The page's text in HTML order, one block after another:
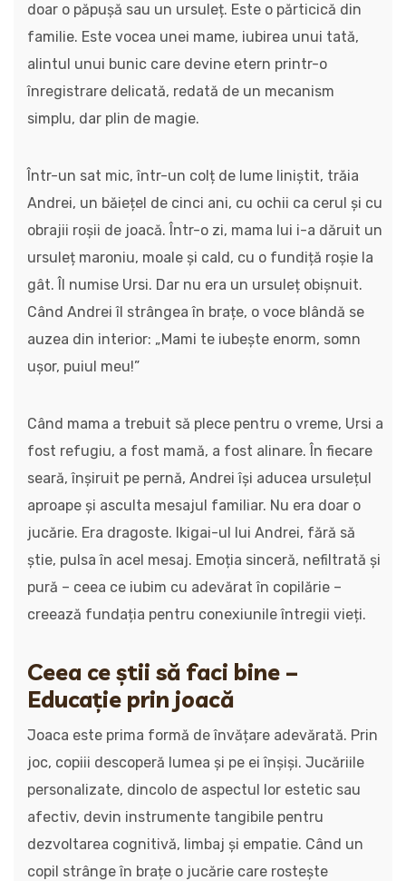
doar o păpușă sau un ursuleț. Este o părticică din
familie. Este vocea unei mame, iubirea unui tată,
alintul unui bunic care devine etern printr-o
înregistrare delicată, redată de un mecanism
simplu, dar plin de magie.
Într-un sat mic, într-un colț de lume liniștit, trăia
Andrei, un băiețel de cinci ani, cu ochii ca cerul și cu
obrajii roșii de joacă. Într-o zi, mama lui i-a dăruit un
ursuleț maroniu, moale și cald, cu o fundiță roșie la
gât. Îl numise Ursi. Dar nu era un ursuleț obișnuit.
Când Andrei îl strângea în brațe, o voce blândă se
auzea din interior: „Mami te iubește enorm, somn
ușor, puiul meu!”
Când mama a trebuit să plece pentru o vreme, Ursi a
fost refugiu, a fost mamă, a fost alinare. În fiecare
seară, înșiruit pe pernă, Andrei își aducea ursulețul
aproape și asculta mesajul familiar. Nu era doar o
jucărie. Era dragoste. Ikigai-ul lui Andrei, fără să
știe, pulsa în acel mesaj. Emoția sinceră, nefiltrată și
pură – ceea ce iubim cu adevărat în copilărie –
creează fundația pentru conexiunile întregii vieți.
Ceea ce știi să faci bine –
Educație prin joacă
Joaca este prima formă de învățare adevărată. Prin
joc, copiii descoperă lumea și pe ei înșiși. Jucăriile
personalizate, dincolo de aspectul lor estetic sau
afectiv, devin instrumente tangibile pentru
dezvoltarea cognitivă, limbaj și empatie. Când un
copil strânge în brațe o jucărie care rostește